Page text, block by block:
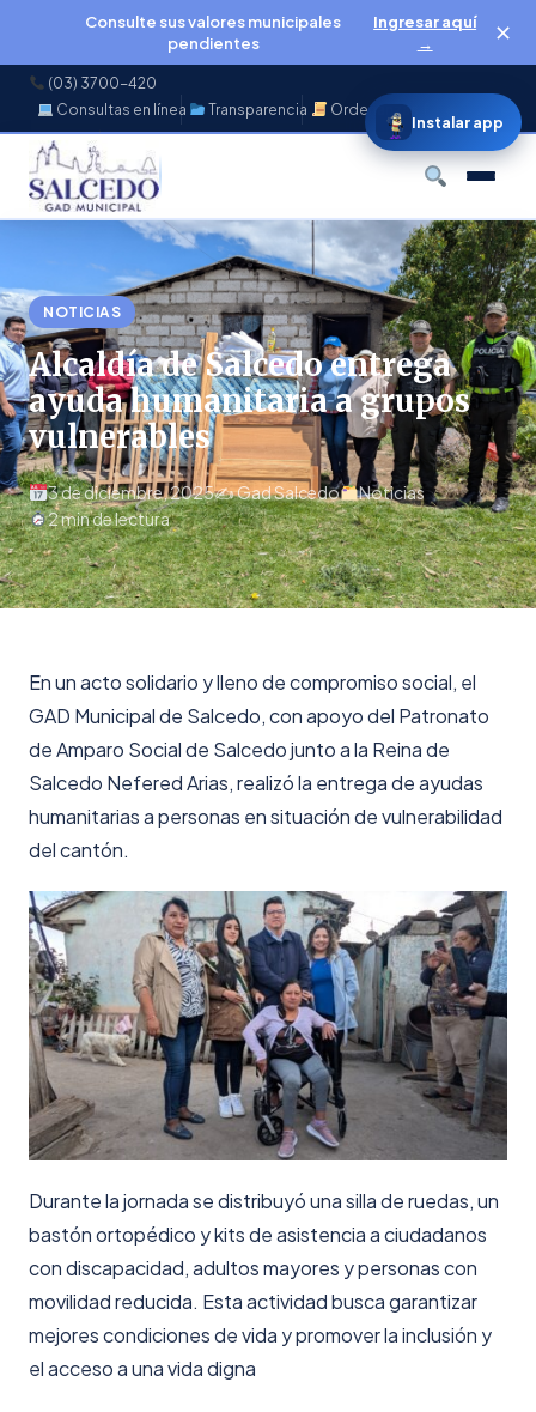
Consulte sus valores municipales
pendientes
Ingresar aquí
→
✕
(03) 3700-420
Consultas en línea
Transparencia Ordenanzas
Buscar
NOTICIAS
Alcaldía de Salcedo entrega
ayuda humanitaria a grupos
vulnerables
3 de diciembre, 2025✍️ Gad Salcedo
Noticias
2 min de lectura
En un acto solidario y lleno de compromiso social, el
GAD Municipal de Salcedo, con apoyo del Patronato
de Amparo Social de Salcedo junto a la Reina de
Salcedo Nefered Arias, realizó la entrega de ayudas
humanitarias a personas en situación de vulnerabilidad
del cantón.
Durante la jornada se distribuyó una silla de ruedas, un
bastón ortopédico y kits de asistencia a ciudadanos
con discapacidad, adultos mayores y personas con
movilidad reducida. Esta actividad busca garantizar
mejores condiciones de vida y promover la inclusión y
el acceso a una vida digna
Instalar app